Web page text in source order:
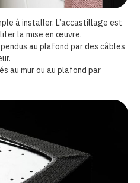
à installer. L’accastillage est
la mise en œuvre.
au plafond par des câbles
au mur ou au plafond par